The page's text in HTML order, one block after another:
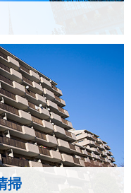
掃